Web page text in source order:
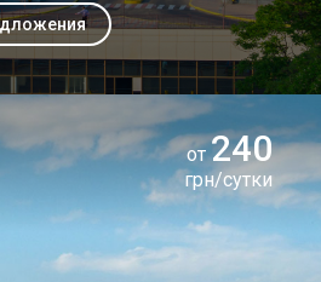
от240
грн/сутки